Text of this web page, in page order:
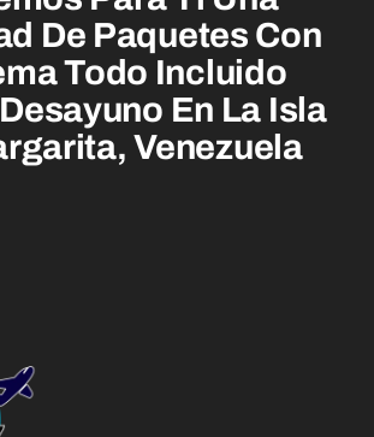
De Paquetes Con
Todo Incluido
En La Isla
Venezuela